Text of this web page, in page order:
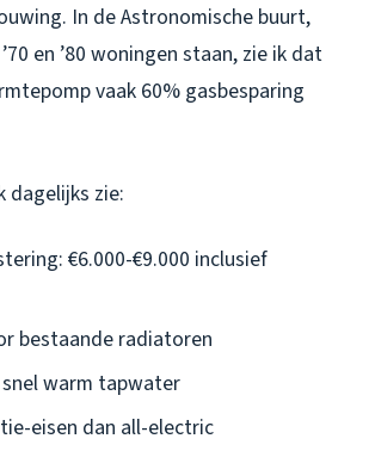
In de Astronomische buurt,
en ’80 woningen staan, zie ik dat
vaak 60% gasbesparing
dagelijks zie:
€6.000-€9.000 inclusief
bestaande radiatoren
warm tapwater
eisen dan all-electric